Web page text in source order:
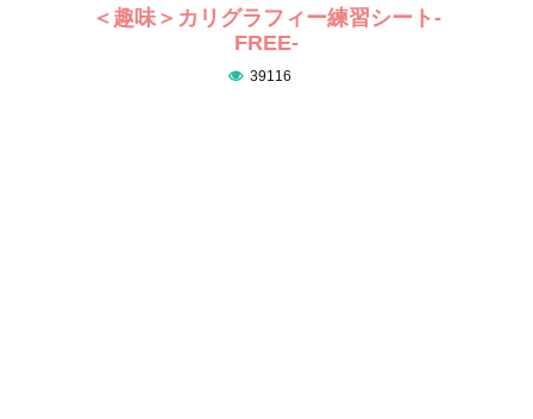
＜趣味＞カリグラフィー練習シート-
FREE-
39116